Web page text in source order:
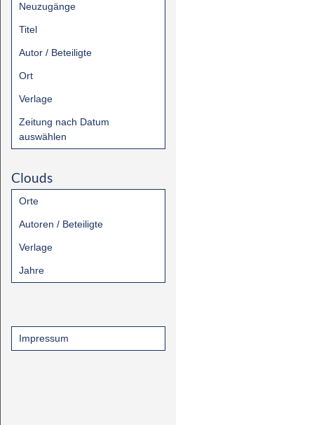
Neuzugänge
Titel
Autor / Beteiligte
Ort
Verlage
Zeitung nach Datum
auswählen
Clouds
Orte
Autoren / Beteiligte
Verlage
Jahre
Impressum